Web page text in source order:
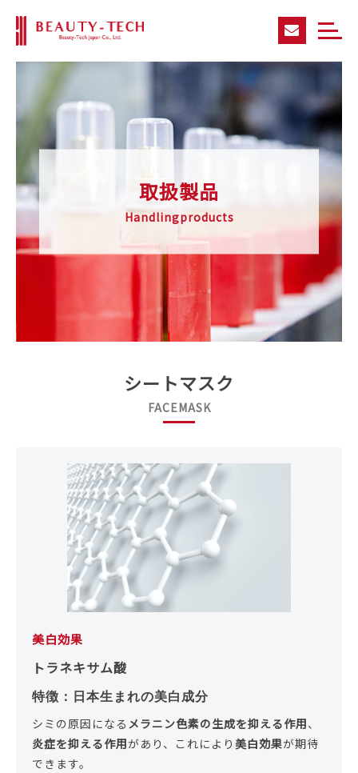
取扱製品
Handlingproducts
シートマスク
FACEMASK
美白効果
トラネキサム酸
特徴：日本生まれの美白成分
シミの原因になる メラニン色素の生成を抑える作用、
炎症を抑える作用があり、これにより 美白効果が期待
できます。